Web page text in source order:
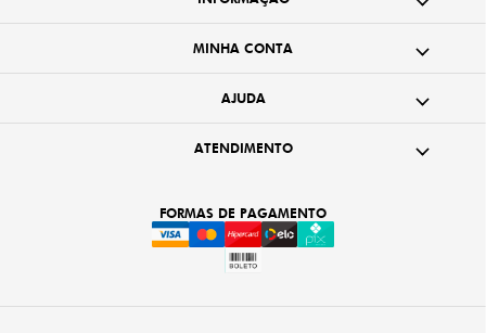
MINHA CONTA
AJUDA
ATENDIMENTO
FORMAS DE PAGAMENTO